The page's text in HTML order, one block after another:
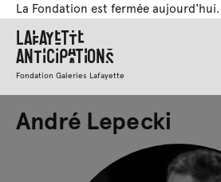
La Fondation est fermée
Lafayette
Anticipations
Fondation Galeries Lafayette
André Lepecki